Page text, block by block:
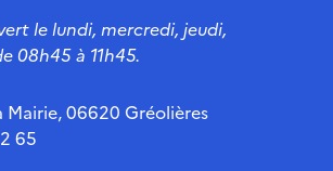
le lundi, mercredi, jeudi,
08h45 à 11h45.
Mairie, 06620 Gréolières
65